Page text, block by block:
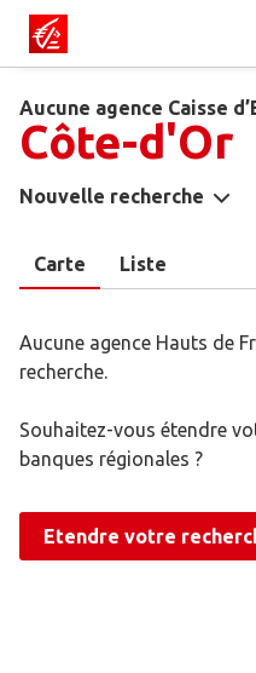
Aucune agence Caisse
Côte-d'Or
Nouvelle recherche
Carte Liste
Aucune agence Hauts de
recherche.
Souhaitez-vous étendre
banques régionales ?
Etendre votre